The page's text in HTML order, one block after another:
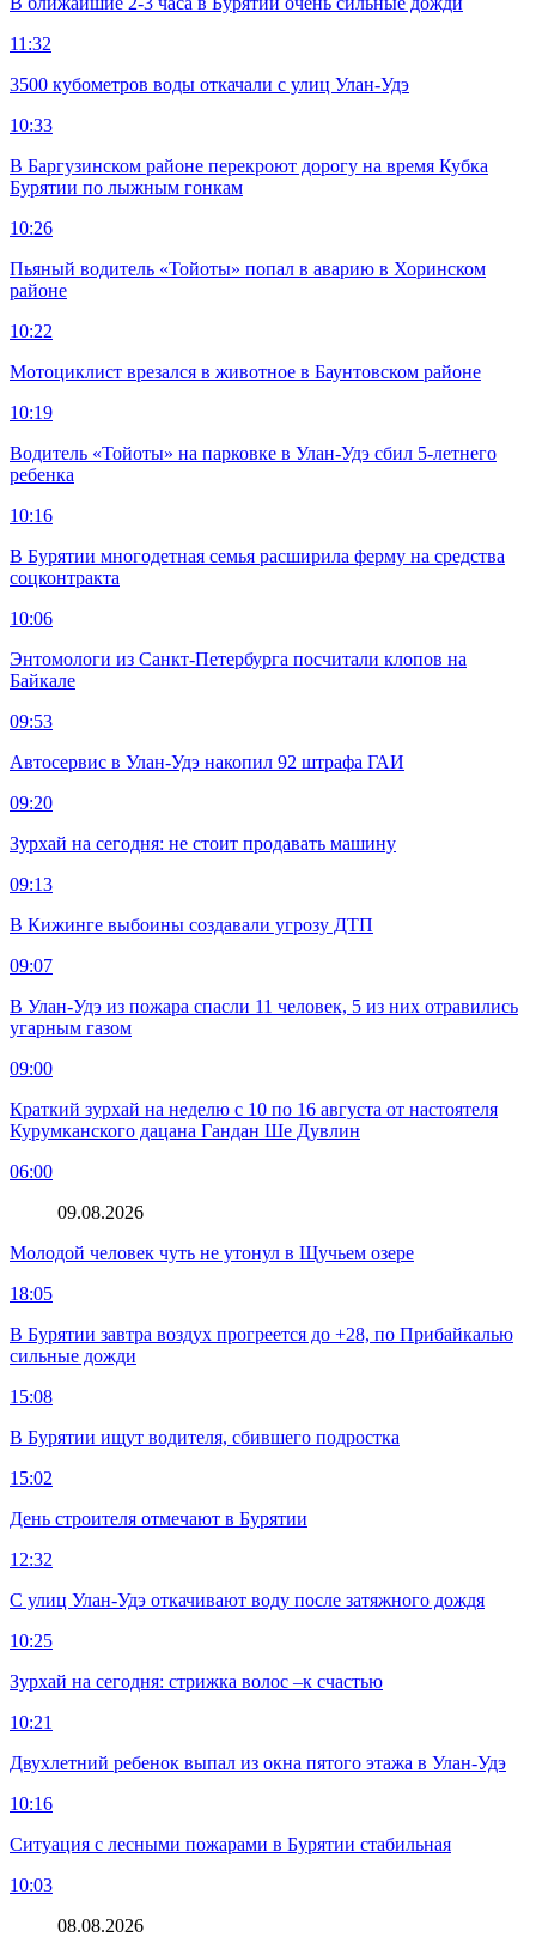
11:32
3500 кубометров воды откачали с улиц Улан-Удэ
10:33
В Баргузинском районе перекроют дорогу на время Кубка
Бурятии по лыжным гонкам
10:26
Пьяный водитель «Тойоты» попал в аварию в Хоринском
районе
10:22
Мотоциклист врезался в животное в Баунтовском районе
10:19
Водитель «Тойоты» на парковке в Улан-Удэ сбил 5-летнего
ребенка
10:16
В Бурятии многодетная семья расширила ферму на средства
соцконтракта
10:06
Энтомологи из Санкт-Петербурга посчитали клопов на
Байкале
09:53
Автосервис в Улан-Удэ накопил 92 штрафа ГАИ
09:20
Зурхай на сегодня: не стоит продавать машину
09:13
В Кижинге выбоины создавали угрозу ДТП
09:07
В Улан-Удэ из пожара спасли 11 человек, 5 из них отравились
угарным газом
09:00
Краткий зурхай на неделю с 10 по 16 августа от настоятеля
Курумканского дацана Гандан Ше Дувлин
06:00
09.08.2026
Молодой человек чуть не утонул в Щучьем озере
18:05
В Бурятии завтра воздух прогреется до +28, по Прибайкалью
сильные дожди
15:08
В Бурятии ищут водителя, сбившего подростка
15:02
День строителя отмечают в Бурятии
12:32
С улиц Улан-Удэ откачивают воду после затяжного дождя
10:25
Зурхай на сегодня: стрижка волос –к счастью
10:21
Двухлетний ребенок выпал из окна пятого этажа в Улан-Удэ
10:16
Ситуация с лесными пожарами в Бурятии стабильная
10:03
08.08.2026